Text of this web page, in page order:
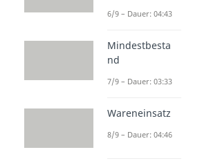
6/9 – Dauer: 04:43
Mindestbesta
nd
7/9 – Dauer: 03:33
Wareneinsatz
8/9 – Dauer: 04:46